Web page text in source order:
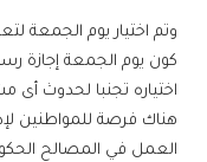
وتم اختيار يوم الجمعة
كون يوم الجمعة إجازة
اختياره تجنبا لحدوث أى
هناك فرصة للمواطنين
العمل في المصالح